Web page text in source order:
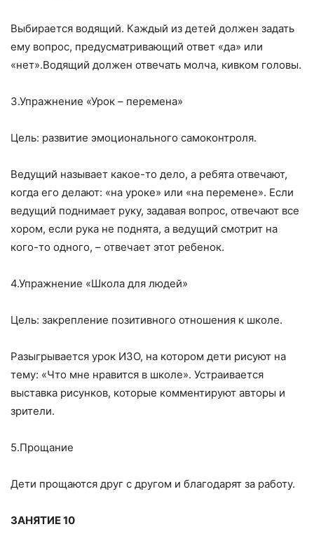
Выбирается водящий. Каждый из детей должен задать
ему вопрос, предусматривающий ответ «да» или
«нет».Водящий должен отвечать молча, кивком головы.
3.Упражнение «Урок – перемена»
Цель: развитие эмоционального самоконтроля.
Ведущий называет какое-то дело, а ребята отвечают,
когда его делают: «на уроке» или «на перемене». Если
ведущий поднимает руку, задавая вопрос, отвечают все
хором, если рука не поднята, а ведущий смотрит на
кого-то одного, – отвечает этот ребенок.
4.Упражнение «Школа для людей»
Цель: закрепление позитивного отношения к школе.
Разыгрывается урок ИЗО, на котором дети рисуют на
тему: «Что мне нравится в школе». Устраивается
выставка рисунков, которые комментируют авторы и
зрители.
5.Прощание
Дети прощаются друг с другом и благодарят за работу.
ЗАНЯТИЕ 10